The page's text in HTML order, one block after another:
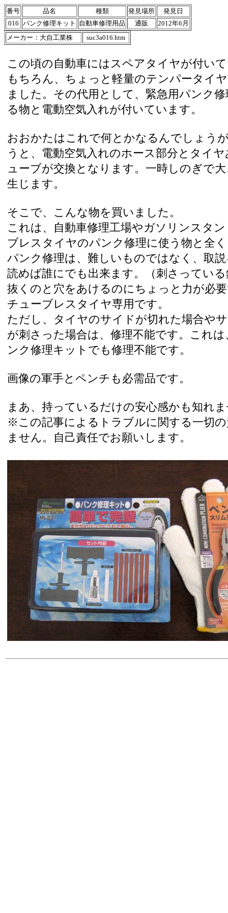
番号 品名 種類 発見場所
発見日
016 パンク修理キット 自動車修理用品 通販
2012年6月
メーカー：大自工業株
suc3a016.htm
この頃の自動車にはスペアタイヤが付い
もちろん、ちょっと軽量のテンパータイ
ました。その代用として、緊急用パンク
る物と電動空気入れが付いています。
おおかたはこれで何とかなるんでしょう
うと、電動空気入れのホース部分とタイ
ューブが交換となります。一時しのぎで
生じます。
そこで、こんな物を買いました。
これは、自動車修理工場やガソリンスタ
ブレスタイヤのパンク修理に使う物と全
パンク修理は、難しいものではなく、取
読めば誰にでも出来ます。（刺さってい
抜くのと穴をあけるのにちょっと力が必
チューブレスタイヤ専用です。
ただし、タイヤのサイドが切れた場合や
が刺さった場合は、修理不能です。これ
ンク修理キットでも修理不能です。
画像の軍手とペンチも必需品です。
まあ、持っているだけの安心感かも知れ
※この記事によるトラブルに関する一切
ません。自己責任でお願いします。